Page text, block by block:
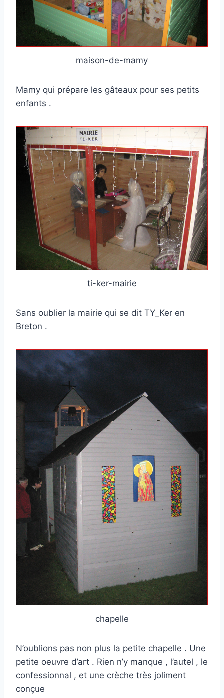
maison-de-mamy
Mamy qui prépare les gâteaux pour ses petits
enfants .
ti-ker-mairie
Sans oublier la mairie qui se dit TY_Ker en
Breton .
chapelle
N’oublions pas non plus la petite chapelle . Une
petite oeuvre d’art . Rien n’y manque , l’autel , le
confessionnal , et une crèche très joliment
conçue